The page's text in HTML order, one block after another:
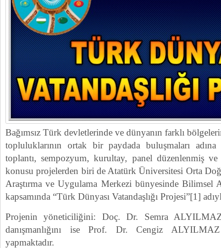
Bağımsız Türk devletlerinde ve dünyanın farklı
topluluklarının ortak bir paydada buluşmaları
toplantı, sempozyum, kurultay, panel düzenlenmiş ve
konusu projelerden biri de Atatürk Üniversitesi Orta
Araştırma ve Uygulama Merkezi bünyesinde Bilimsel
kapsamında “Türk Dünyası Vatandaşlığı Projesi”[1]
Projenin yöneticiliğini: Doç. Dr. Semra
danışmanlığını ise Prof. Dr. Cengiz
yapmaktadır.